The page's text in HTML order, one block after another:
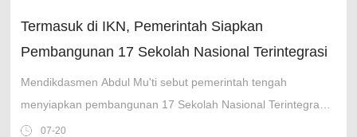
Termasuk di IKN, Pemerintah Siapkan
Pembangunan 17 Sekolah Nasional Terintegrasi
Tahun Ini
Mendikdasmen Abdul Mu'ti sebut pemerintah tengah
menyiapkan pembangunan 17 Sekolah Nasional Terintegrasi
(SNT) pada tahun ini, termasuk di IKN.
07-20